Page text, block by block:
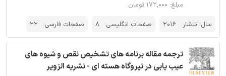
مبلغ: ۱۷۲,۰۰۰ تومان
سال انتشار: 2016 صفحات انگلیسی: 8 صفحات فارسی: 22
ترجمه مقاله برنامه های تشخیص نقص و شیوه های
عیب یابی در نیروگاه هسته ای - نشریه الزویر